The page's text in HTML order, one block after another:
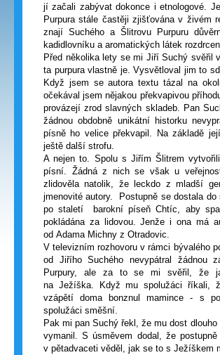
jí začali zabývat dokonce i etnologové.
Purpura stále častěji zjišťována v živém
znají Suchého a Šlitrovu Purpuru
kadidlovníku a aromatických látek
Před několika lety se mi Jiří Suchý svěřil
ta purpura vlastně je. Vysvětloval jim to
Když jsem se autora textu tázal na
očekával jsem nějakou překvapivou
provázejí zrod slavných skladeb. Pan
žádnou obdobně unikátní historku
písně ho velice překvapil. Na základě
ještě další strofu.
A nejen to. Spolu s Jiřím Šlitrem
písní. Žádná z nich se však u
zlidověla natolik, že leckdo z mladší
jmenovité autory. Postupně se dostala
po staletí barokní píseň Chtíc, aby
pokládána za lidovou. Jenže i ona má
od Adama Michny z Otradovic.
V televizním rozhovoru v rámci bývalého
od Jiřího Suchého nevypátral žádnou
Purpury, ale za to se mi svěřil, že
na Ježíška. Když mu spolužáci říkali,
vzápětí doma bonznul mamince - s
spolužáci směšní.
Pak mi pan Suchý řekl, že mu dost
vymanil. S úsměvem dodal, že
v pětadvaceti věděl, jak se to s Ježíškem